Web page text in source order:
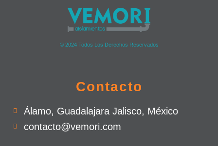
© 2024 Todos Los Derechos Reservados
Contacto
Álamo, Guadalajara Jalisco, México
contacto@vemori.com